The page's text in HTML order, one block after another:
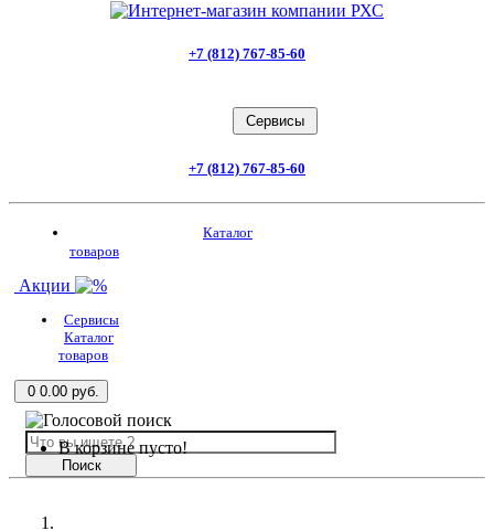
+7 (812) 767-85-60
Cервисы
+7 (812) 767-85-60
Каталог
товаров
Акции
Сервисы
Каталог
товаров
0 0.00 руб.
В корзине пусто!
Поиск